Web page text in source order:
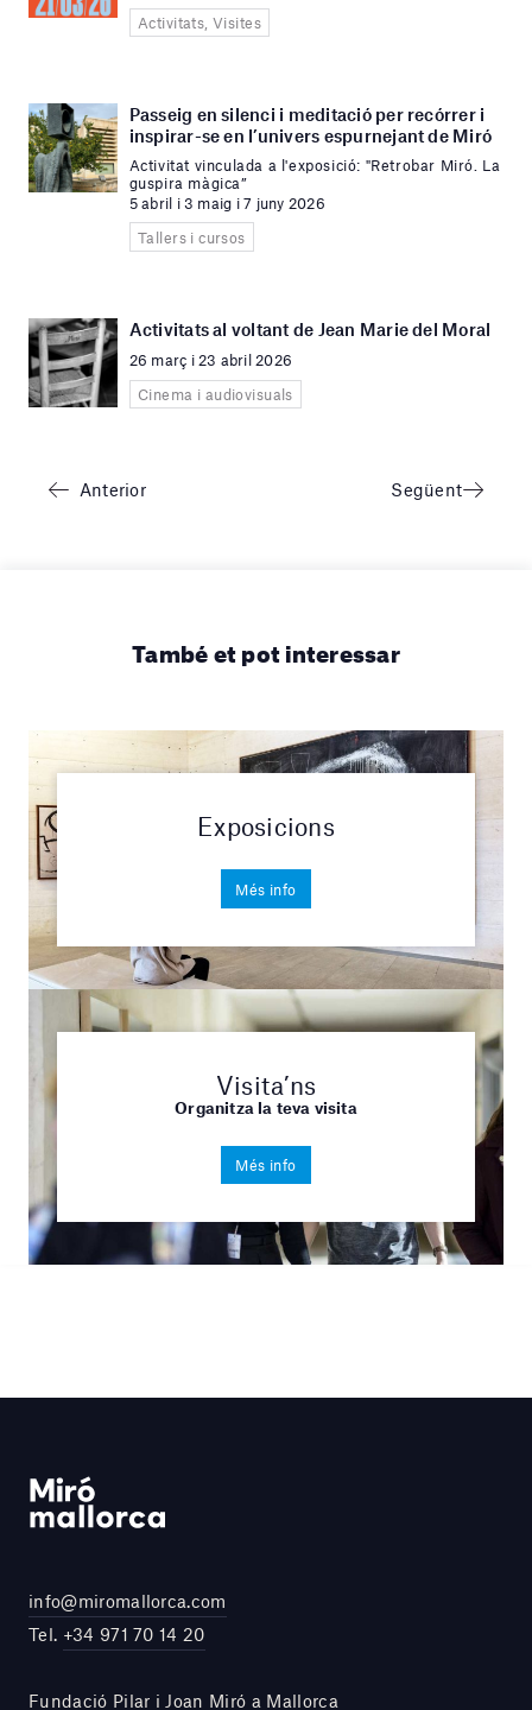
Activitats, Visites
Passeig en silenci i meditació per recórrer i
inspirar-se en l’univers espurnejant de Miró
Activitat vinculada a l'exposició: "Retrobar Miró. La
guspira màgica”
5 abril i 3 maig i 7 juny 2026
Tallers i cursos
Activitats al voltant de Jean Marie del Moral
26 març i 23 abril 2026
Cinema i audiovisuals
Anterior Següent
També et pot interessar
Exposicions
Més info
Visita’ns
Organitza la teva visita
Més info
info@miromallorca.com
Tel. +34 971 70 14 20
Fundació Pilar i Joan Miró a Mallorca